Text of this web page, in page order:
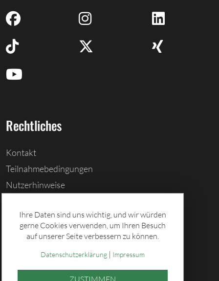
Rechtliches
Kontakt
Teilnahmebedingungen
Nutzerhinweise
Cookies löschen
Datenschutz
Ihre Daten sind uns wichtig, und wir würden
gerne Cookies verwenden, um Ihren Besuch
auf unserer Seite verbessern zu können.
Datenschutzerklärung| Impressum
ZUSTIMMEN